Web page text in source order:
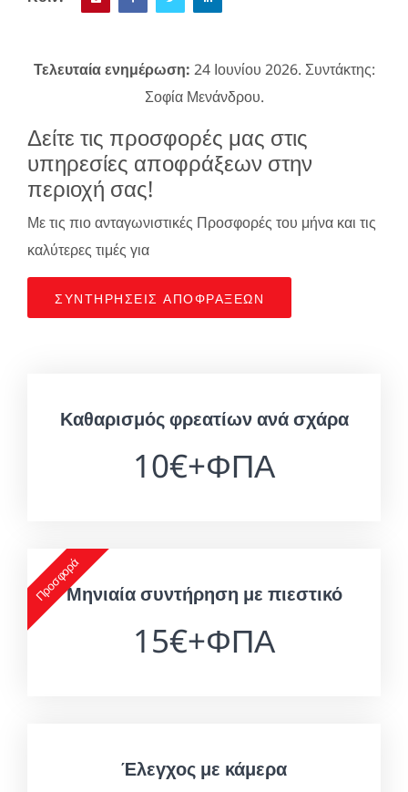
Τελευταία ενημέρωση: 24 Ιουνίου 2026. Συντάκτης:
Σοφία Μενάνδρου.
Δείτε τις προσφορές μας στις
υπηρεσίες αποφράξεων στην
περιοχή σας!
Με τις πιο ανταγωνιστικές Προσφορές του μήνα και τις
καλύτερες τιμές για
ΣΥΝΤΗΡΉΣΕΙΣ ΑΠΟΦΡΆΞΕΩΝ
Καθαρισμός φρεατίων ανά σχάρα
10€+ΦΠΑ
ΠροσφοράΜηνιαία συντήρηση με πιεστικό
15€+ΦΠΑ
Έλεγχος με κάμερα